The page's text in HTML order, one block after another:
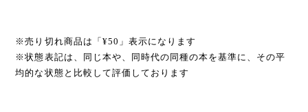
※売り切れ商品は「¥50」表示になります
※状態表記は、同じ本や、同時代の同種の本を基準に、その平
均的な状態と比較して評価しております